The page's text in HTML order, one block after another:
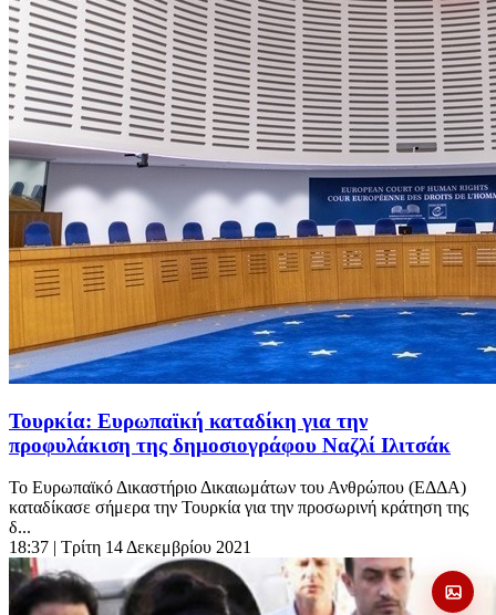
Τουρκία: Ευρωπαϊκή καταδίκη για την
προφυλάκιση της δημοσιογράφου Ναζλί Ιλιτσάκ
Το Ευρωπαϊκό Δικαστήριο Δικαιωμάτων του Ανθρώπου (ΕΔΔΑ)
καταδίκασε σήμερα την Τουρκία για την προσωρινή κράτηση της
δ...
18:37 | Τρίτη 14 Δεκεμβρίου 2021